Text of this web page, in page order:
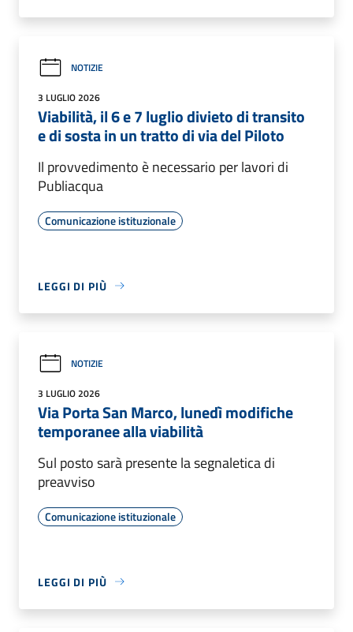
NOTIZIE
3 LUGLIO 2026
Viabilità, il 6 e 7 luglio divieto di transito
e di sosta in un tratto di via del Piloto
Il provvedimento è necessario per lavori di
Publiacqua
Comunicazione istituzionale
LEGGI DI PIÙ
NOTIZIE
3 LUGLIO 2026
Via Porta San Marco, lunedì modifiche
temporanee alla viabilità
Sul posto sarà presente la segnaletica di
preavviso
Comunicazione istituzionale
LEGGI DI PIÙ